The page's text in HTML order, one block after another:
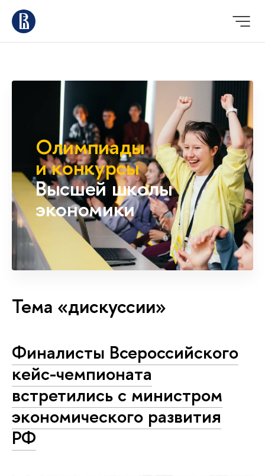
Олимпиады
и конкурсы
Высшей школы
экономики
Тема «дискуссии»
Финалисты Всероссийского
кейс-чемпионата
встретились с министром
экономического развития
РФ